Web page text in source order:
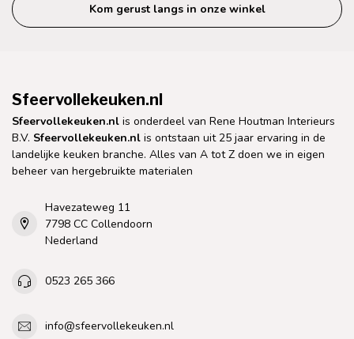
Kom gerust langs in onze winkel
Sfeervollekeuken.nl
Sfeervollekeuken.nl is onderdeel van Rene Houtman Interieurs
B.V. Sfeervollekeuken.nl is ontstaan uit 25 jaar ervaring in de
landelijke keuken branche. Alles van A tot Z doen we in eigen
beheer van hergebruikte materialen
Havezateweg 11
7798 CC Collendoorn
Nederland
0523 265 366
info@sfeervollekeuken.nl